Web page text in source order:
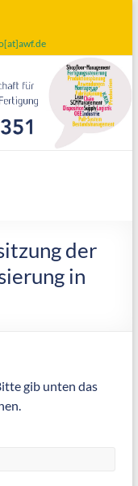
der
in
gib unten das